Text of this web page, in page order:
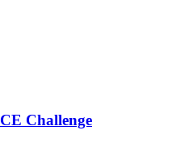
Challenge